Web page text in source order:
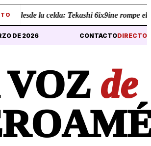
desde la celda: Tekashi 6ix9ine rompe el
DE 2026 CONTACTODIRECTO
de